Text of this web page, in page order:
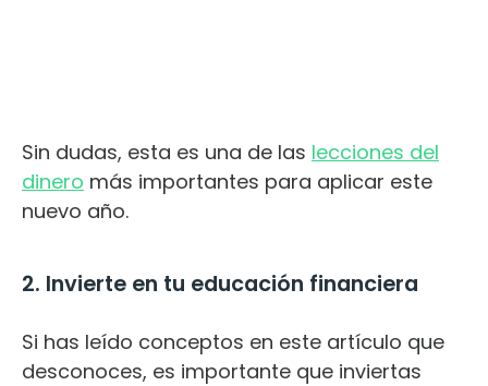
Sin dudas, esta es una de las lecciones del
dinero más importantes para aplicar este
nuevo año.
2. Invierte en tu educación financiera
Si has leído conceptos en este artículo que
desconoces, es importante que inviertas